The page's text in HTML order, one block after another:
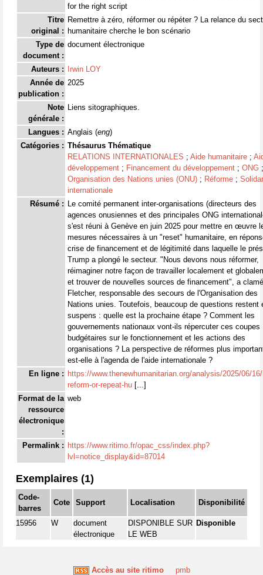
for the right script
Titre
original :
Remettre à zéro, réformer ou répéter ? La relance du
humanitaire cherche le bon scénario
Type de
document :
document électronique
Auteurs :
Irwin LOY
Année de
publication :
2025
Note
générale :
Liens sitographiques.
Langues : Anglais (eng)
Catégories : Thésaurus Thématique
RELATIONS INTERNATIONALES ; Aide humanitaire ;
développement ; Financement du développement ; ONG ;
Organisation des Nations unies (ONU) ; Réforme ;
internationale
Résumé : Le comité permanent inter-organisations (directeurs des
agences onusiennes et des principales ONG
s'est réuni à Genève en juin 2025 pour mettre en œuvre
mesures nécessaires à un "reset" humanitaire, en
crise de financement et de légitimité dans laquelle le
Trump a plongé le secteur. "Nous devons nous réformer,
réimaginer notre façon de travailler localement et
et trouver de nouvelles sources de financement", a
Fletcher, responsable des secours de l'Organisation des
Nations unies. Toutefois, beaucoup de questions restent
suspens : quelle est la prochaine étape ? Comment les
gouvernements nationaux vont-ils répercuter ces coupes
budgétaires sur le fonctionnement et les actions des
organisations ? La perspective de réformes plus
est-elle à l'agenda de l'aide internationale ?
En ligne : https://www.thenewhumanitarian.org/analysis/2025/06/
reform-or-repeat-hu [...]
Format de la
ressource
électronique
:
web
Permalink : https://www.ritimo.fr/opac_css/index.php?
lvl=notice_display&id=87014
Exemplaires (1)
Code-
barres
Cote Support Localisation Disponibilité
15956 W
document
électronique
DISPONIBLE SUR
LE WEB
Disponible
Accès au site ritimo pmb